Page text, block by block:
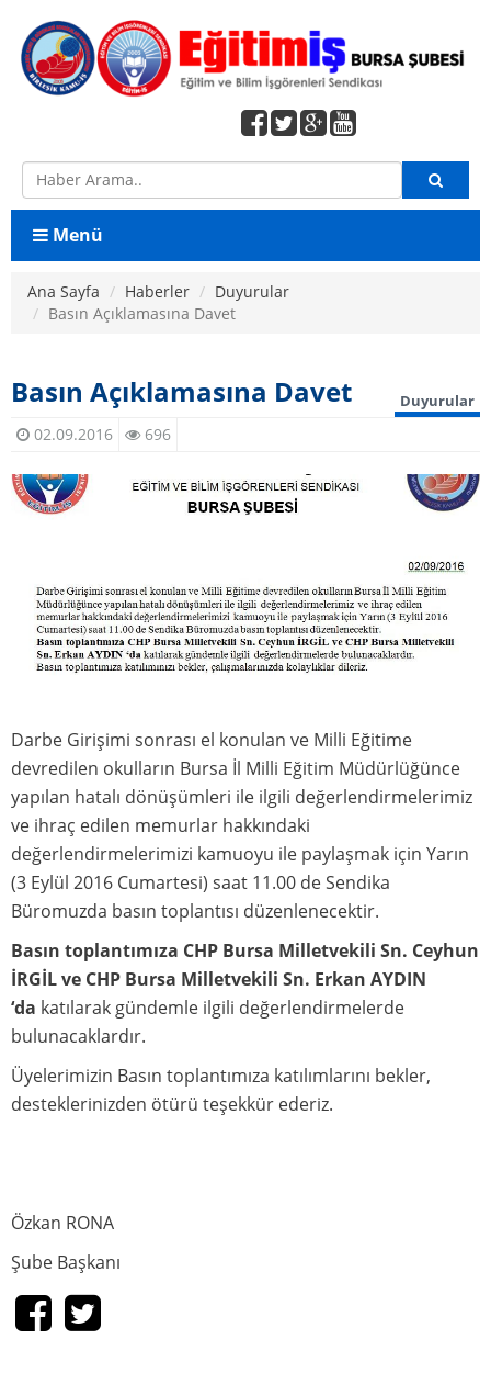
Menü
Ana Sayfa
Konfederasyon
Şube Yönetimi
Şube Yönetimi
Şube Denetleme Kurulu
Şube Disiplin Kurulu
Sendika Haberleri
Duyurular
Basında Şubemiz
Temsilciliklerimiz
Bilgi - Belge
Savunma Örneği
Yönetici Görevlendirmelerine Esas Sözlü Sınav
Sonucuna İtiraz Dilekçesi Örneği
Okullarımızda Kurulacak Olan Atatürkçü
Düşünce Kulübü İçin Gerekli Dosyalar
Mali Dökümanlar
Orman Yangınları Yardım Kararı
Eylem Kararları ve Dilekçe Örnekleri - GEÇMİŞ
Tüm Kokartlar
Toplu Sözleşme İkramiyesi Alamayan ve Aidat
KONUSU LAİKLİK
Galeriler
Foto Galeri
Videolar
Ana Sayfa Haberler
Duyurular
Basın Açıklamasına Davet
Basın Açıklamasına Davet Duyurular
02.09.2016 696
Darbe Girişimi sonrası el konulan ve Milli Eğitime
devredilen okulların Bursa İl Milli Eğitim Müdürlüğünce
yapılan hatalı dönüşümleri ile ilgili değerlendirmelerimiz
ve ihraç edilen memurlar hakkındaki
değerlendirmelerimizi kamuoyu ile paylaşmak için Yarın
(3 Eylül 2016 Cumartesi) saat 11.00 de Sendika
Büromuzda basın toplantısı düzenlenecektir.
Basın toplantımıza CHP Bursa Milletvekili Sn. Ceyhun
İRGİL ve CHP Bursa Milletvekili Sn. Erkan AYDIN
‘da katılarak gündemle ilgili değerlendirmelerde
bulunacaklardır.
Üyelerimizin Basın toplantımıza katılımlarını bekler,
desteklerinizden ötürü teşekkür ederiz.
Özkan RONA
Şube Başkanı